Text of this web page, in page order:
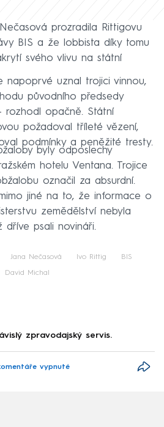
prozradila Rittigovu
BIS a že lobbista díky tomu
svého vlivu na státní
napoprvé uznal trojici vinnou,
původního předsedy
rozhodl opačně. Státní
požadoval tříleté vězení,
podmínky a peněžité tresty.
byly odposlechy
hotelu Ventana. Trojice
označil za absurdní.
jiné na to, že informace o
zemědělství nebyla
psali novináři.
Jana Nečasová Ivo Rittig BIS
David Michal
zpravodajský servis.
vypnuté